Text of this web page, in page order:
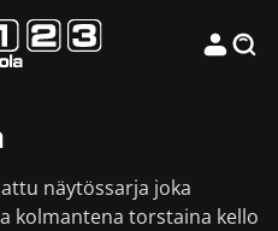
näytössarja joka
kolmantena torstaina kello